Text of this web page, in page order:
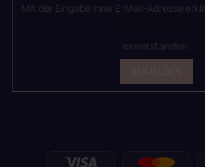
Mit der Eingabe Ihrer E-Mail-Adresse
einverstanden.